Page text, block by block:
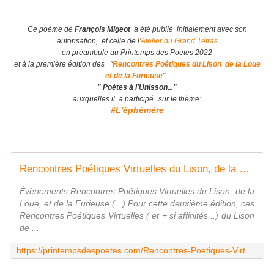
Ce poème deFrançois Migeot a été publié initialement avec son
autorisation, et celle de l'Atelier du Grand Tétras
en préambule au Printemps des Poètes 2022
et à la première édition des"Rencontres Poétiques du Lison de la Loue
et de la Furieuse" :
" Poètes à l'Unisson..."
auxquelles il a participé sur le thème:
#L'éphémère
Rencontres Poétiques Virtuelles du Lison, de la Loue, et de la Furieuse (...)
Évènements Rencontres Poétiques Virtuelles du Lison, de la
Loue, et de la Furieuse (...) Pour cette deuxième édition, ces
Rencontres Poétiques Virtuelles ( et + si affinités...) du Lison
de ...